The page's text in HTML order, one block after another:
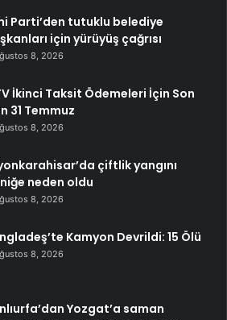
Parti’den tutuklu belediye
için yürüyüş çağrısı
8, 2026
İkinci Taksit Ödemeleri İçin Son
31 Temmuz
8, 2026
çiftlik yangını
neden oldu
8, 2026
Kamyon Devrildi: 15 Ölü
8, 2026
Yozgat’a saman